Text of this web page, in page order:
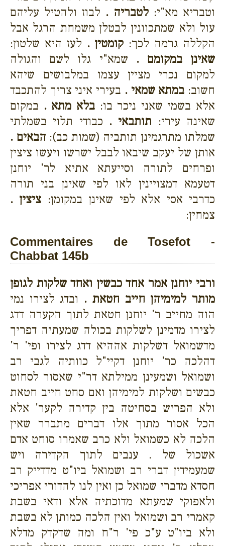
וטבריא מא"י: לטבריה . לבוז ולהטיל עליהם
עול ולא שמתכוונין לבטלן משמחת הרגל אבל
הקללה גרמה לכך: קומטין . לעז היא שלטון:
שאינן במקומם . שמא"י גלו לשם והגולה
למקום נכרי מציין עצמו במלבושים שיהא
חשוב: במתא שמאי . בעירי איני צריך להתכבד
אלא בשמי שאני ניכר בו:בלא מתא . במקום
שאינה עירי: תותבאי . כבודי תלוי בשמלתי
שמלתו מתרגמינן תותביה (שמות כב): הבאים .
אותן של יעקב שיבאו לבבל ישרשו ויעשו ציצין
ופרחים לתורה וסייעתא אתיא לר' יוחנן
דטעמא דמצויינין לאו לפי שאינן בני תורה
כדרבי אסי אלא לפי שאינן במקומן: ציצין .
צמחין:
Commentaires de Tosefot -
Chabbat 145b
ורבי יוחנן אמר אחד כבשין ואחד שלקות לגופן
מותר למימיהן חייב חטאת . ובדג לצירו נמי
הוה מחייב ר' יוחנן חטאת לתוך הקערה דדג
לצירו מדמינן לשלקות בכולה שמעתיה דפריך
מדשמואל דשלקות אההיא דדג לצירו ופי' ר'
דהלכה כר' יוחנן דקיי"ל כוותיה לגבי רב
ושמואל ושמעינן ממילתא דר"י שאסור לסחוט
כבשים ושלקות למימיהן ואם סחט חייב חטאת
ולא הפריש בסחיטה בין קדירה לקער' אלא
הכל אסור מתוך אלו דברים מתברר שאין
הלכה לא כשמואל ולא כרב שאמרו סוחט אדם
אשכול של . ענבים לתוך הקדירה ויש
שמעמידין דברי רב ושמואל ביו"ט מדדייק רב
חסדא מדברי שמואל כן ואין לנו להדורי אפריכי
ולאפוקי שמעתא מדוכתיה אלא ודאי בשבת
קאמרי רב ושמואל ואין הלכה כמותן לא בשבת
ולא ביו"ט ע"כ פי' ר"ח ומה שדקדק מדלא